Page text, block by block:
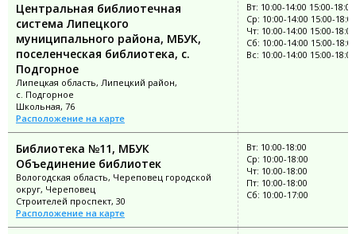
Центральная библиотечная
система Липецкого
муниципального района, МБУК,
поселенческая библиотека, с.
Подгорное
Липецкая область, Липецкий район,
с. Подгорное
Школьная, 76
Расположение на карте
Вт: 10:00-14:00 15:00-18:00
Ср: 10:00-14:00 15:00-18:00
Чт: 10:00-14:00 15:00-18:00
Сб: 10:00-14:00 15:00-18:00
Вс: 10:00-14:00 15:00-18:00
Библиотека №11, МБУК
Объединение библиотек
Вологодская область, Череповец городской
округ, Череповец
Строителей проспект, 30
Расположение на карте
Вт: 10:00-18:00
Ср: 10:00-18:00
Чт: 10:00-18:00
Пт: 10:00-18:00
Сб: 10:00-17:00